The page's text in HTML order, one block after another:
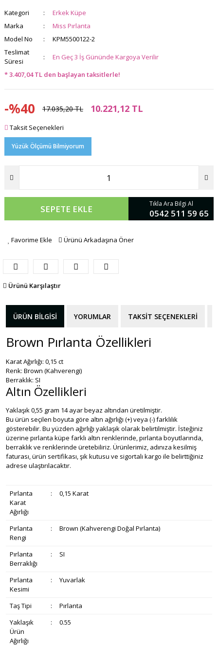
Kategori
Erkek Küpe
Marka
Miss Pırlanta
Model No
KPM5500122-2
Teslimat
Süresi
En Geç 3 İş Gününde Kargoya Verilir
* 3.407,04 TL den başlayan taksitlerle!
-%40 17.035,20 TL 10.221,12 TL
Taksit Seçenekleri
Yüzük Ölçümü Bilmiyorum
SEPETE EKLE Tıkla Ara Bilgi Al
0542 511 59 65
Favorime Ekle Ürünü Arkadaşına Öner
Ürünü Karşılaştır
ÜRÜN BILGISI YORUMLAR TAKSIT SEÇENEKLERI
Brown Pırlanta Özellikleri
Karat Ağırlığı: 0,15 ct
Renk: Brown (Kahverengi)
Berraklık: SI
Altın Özellikleri
Yaklaşık 0,55 gram 14 ayar beyaz altından üretilmiştir.
Bu ürün seçilen boyuta göre altın ağırlığı (+) veya (-) farklılık
gösterebilir. Bu yüzden ağırlığı yaklaşık olarak belirtilmiştir. İsteğiniz
üzerine pırlanta küpe farklı altın renklerinde, pırlanta boyutlarında,
berraklık ve renklerinde üretebiliriz. Ürünlerimiz, adınıza kesilmiş
faturası, ürün sertifikası, şık kutusu ve sigortalı kargo ile belirttiğiniz
adrese ulaştırılacaktır.
Pırlanta
Karat
Ağırlığı
: 0,15 Karat
Pırlanta
Rengi
: Brown (Kahverengi Doğal Pırlanta)
Pırlanta
Berraklığı
: SI
Pırlanta
Kesimi
: Yuvarlak
Taş Tipi :
Pırlanta
Yaklaşık
Ürün
Ağırlığı
: 0.55